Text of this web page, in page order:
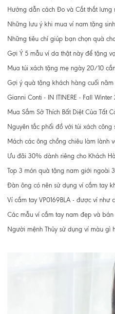
Hướng dẫn cách Đo và Cắt thắt lưng
Những lưu ý khi mua ví nam tặng
Những tiêu chí giúp bạn chọn quà
Gợi Ý 5 mẫu ví da thật này để tặng
Mua túi xách tặng mẹ ngày 20/10
Gợi ý quà tặng khách hàng cuối
Gianni Conti - IN ITINERE - Fall Winter
Mua Sắm Sở Thích Bất Diệt Của Tất
Nguyên tắc phối đồ với túi xách công
Mách các ông chồng chiêu làm lành
Ưu đãi 30% dành riêng cho Khách
Top 3 món quà tặng nam giới ngoài
Đàn ông có nên sử dụng ví cầm tay
Ví cầm tay VP0169BLA - được ví như
Các mẫu ví cầm tay nam đẹp và bán
Người mệnh Thủy sử dụng ví màu gì